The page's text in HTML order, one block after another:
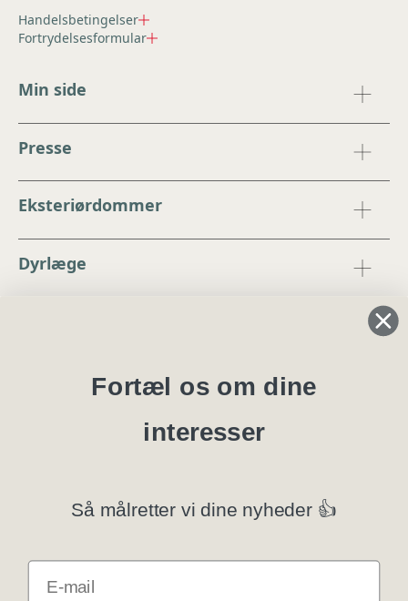
Handelsbetingelser
Fortrydelsesformular
Min side
Presse
Eksteriørdommer
Dyrlæge
Blanketter
Privatlivspolitik
Fortæl os om dine
interesser
Så målretter vi dine nyheder 👍
E-mail